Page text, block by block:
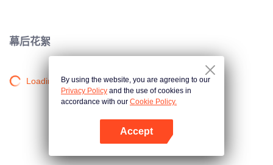
幕后花絮
Loading…By using the website, you are agreeing to our
Privacy Policy and the use of cookies in
accordance with our Cookie Policy.
Accept